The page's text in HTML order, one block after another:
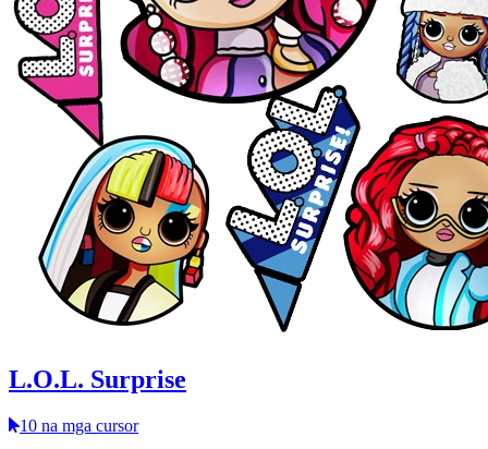
L.O.L. Surprise
10 na mga cursor